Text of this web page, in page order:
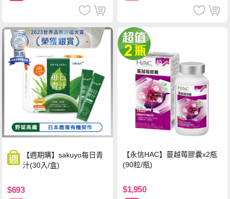
【週期購】sakuyo每日青
汁(30入/盒)
$693
【永信HAC】蔓越莓膠囊x2瓶
(90粒/瓶)
$1,950